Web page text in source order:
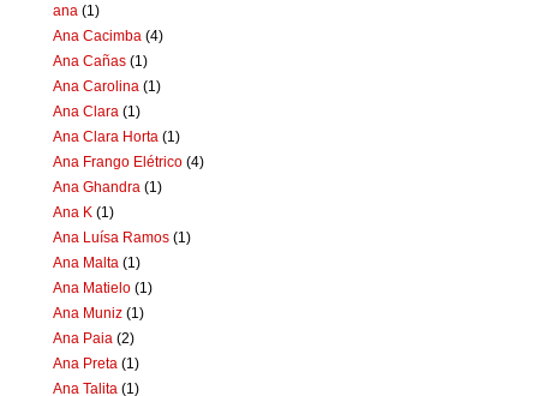
ana (1)
Ana Cacimba (4)
Ana Cañas (1)
Ana Carolina (1)
Ana Clara (1)
Ana Clara Horta (1)
Ana Frango Elétrico (4)
Ana Ghandra (1)
Ana K (1)
Ana Luísa Ramos (1)
Ana Malta (1)
Ana Matielo (1)
Ana Muniz (1)
Ana Paia (2)
Ana Preta (1)
Ana Talita (1)